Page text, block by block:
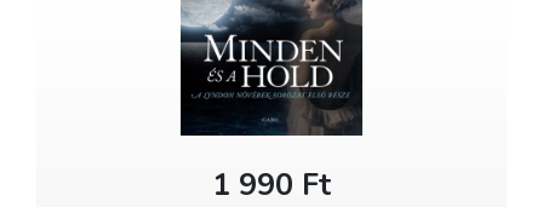
1 990 Ft